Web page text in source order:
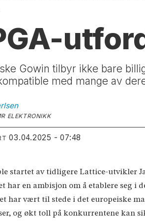
Gowin tilbyr ikke bare
med mange av
ELEKTRONIKK
03.04.2025 - 07:48
startet av tidligere Lattice-utvikler
har en ambisjon om å etablere seg i
har vært til stede i det europeiske
og økt toll på konkurrentene kan